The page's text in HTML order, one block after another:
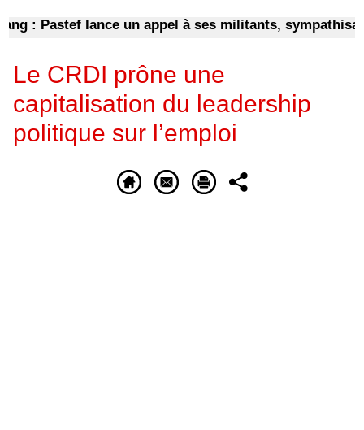
: Pastef lance un appel à ses militants, sympathisants
Le CRDI prône une
capitalisation du leadership
politique sur l’emploi